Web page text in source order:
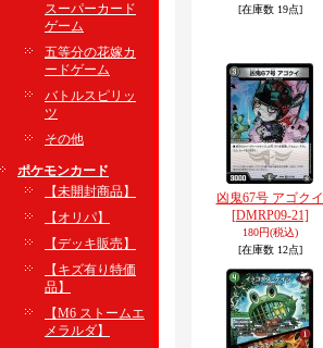
スーパーカード
ゲーム
五等分の花嫁カ
ードゲーム
バトルスピリッ
ツ
その他
ポケモンカード
【未開封商品】
【オリパ】
【デッキ販売】
【キズ有り特価
品】
【M6 ストームエ
メラルダ】
[在庫数 19点]
凶鬼67号 アゴクイ
[DMRP09-21]
180円(税込)
[在庫数 12点]